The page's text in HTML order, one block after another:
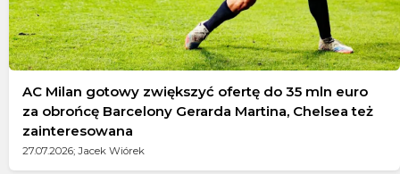
AC Milan gotowy zwiększyć ofertę do 35 mln euro
za obrońcę Barcelony Gerarda Martina, Chelsea też
zainteresowana
27.07.2026; Jacek Wiórek